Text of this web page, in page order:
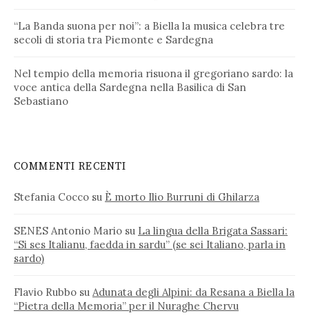
“La Banda suona per noi”: a Biella la musica celebra tre
secoli di storia tra Piemonte e Sardegna
Nel tempio della memoria risuona il gregoriano sardo: la
voce antica della Sardegna nella Basilica di San
Sebastiano
COMMENTI RECENTI
Stefania Cocco su È morto Ilio Burruni di Ghilarza
SENES Antonio Mario su La lingua della Brigata Sassari:
“Si ses Italianu, faedda in sardu” (se sei Italiano, parla in
sardo)
Flavio Rubbo su Adunata degli Alpini: da Resana a Biella la
“Pietra della Memoria” per il Nuraghe Chervu